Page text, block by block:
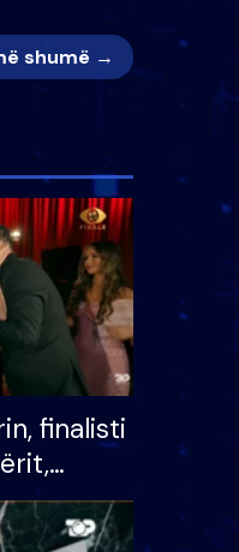
shumë →
finalisti
divorci